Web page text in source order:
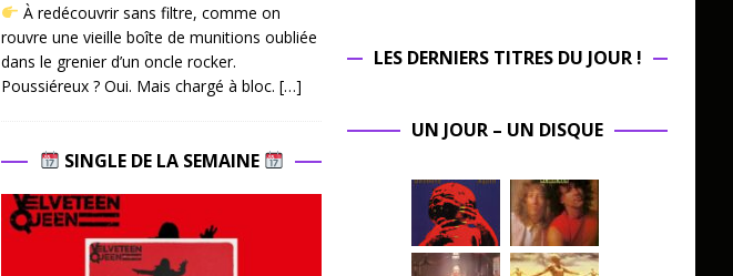
À redécouvrir sans filtre, comme on
rouvre une vieille boîte de munitions oubliée
dans le grenier d’un oncle rocker.
Poussiéreux ? Oui. Mais chargé à bloc. […]
SINGLE DE LA SEMAINE
LES DERNIERS TITRES DU JOUR !
UN JOUR – UN DISQUE